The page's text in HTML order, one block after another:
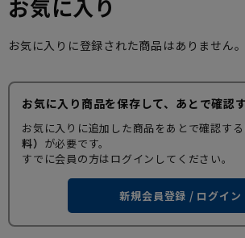
お気に入り
お気に入りに登録された商品はありません。
お気に入り商品を保存して、あとで確認
お気に入りに追加した商品をあとで確認す
料） が必要です。
すでに会員の方はログインしてください。
新規会員登録 / ログイン